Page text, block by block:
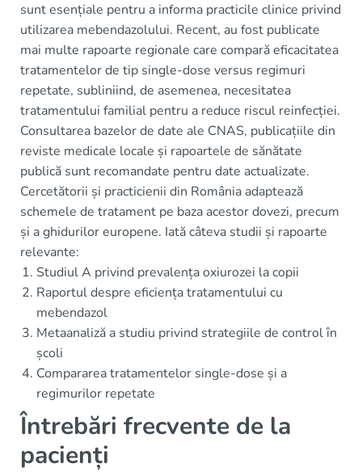
sunt esențiale pentru a informa practicile clinice privind
utilizarea mebendazolului. Recent, au fost publicate
mai multe rapoarte regionale care compară eficacitatea
tratamentelor de tip single-dose versus regimuri
repetate, subliniind, de asemenea, necesitatea
tratamentului familial pentru a reduce riscul reinfecției.
Consultarea bazelor de date ale CNAS, publicațiile din
reviste medicale locale și rapoartele de sănătate
publică sunt recomandate pentru date actualizate.
Cercetătorii și practicienii din România adaptează
schemele de tratament pe baza acestor dovezi, precum
și a ghidurilor europene. Iată câteva studii și rapoarte
relevante:
Studiul A privind prevalența oxiurozei la copii
Raportul despre eficiența tratamentului cu
mebendazol
Metaanaliză a studiu privind strategiile de control în
școli
Compararea tratamentelor single-dose și a
regimurilor repetate
Întrebări frecvente de la
pacienți